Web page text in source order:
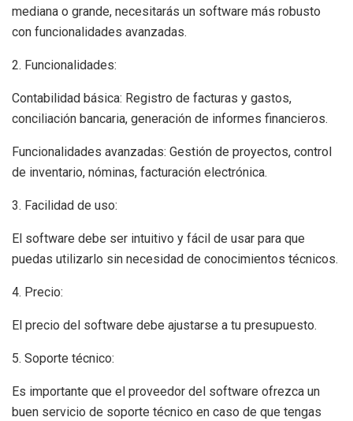
mediana o grande, necesitarás un software más robusto
con funcionalidades avanzadas.
2. Funcionalidades:
Contabilidad básica: Registro de facturas y gastos,
conciliación bancaria, generación de informes financieros.
Funcionalidades avanzadas: Gestión de proyectos, control
de inventario, nóminas, facturación electrónica.
3. Facilidad de uso:
El software debe ser intuitivo y fácil de usar para que
puedas utilizarlo sin necesidad de conocimientos técnicos.
4. Precio:
El precio del software debe ajustarse a tu presupuesto.
5. Soporte técnico:
Es importante que el proveedor del software ofrezca un
buen servicio de soporte técnico en caso de que tengas